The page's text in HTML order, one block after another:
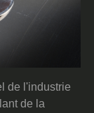
de l'industrie
de la